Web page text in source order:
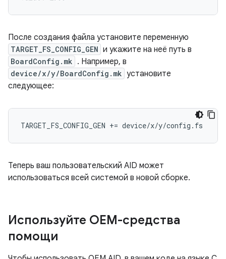
После создания файла установите переменную
TARGET_FS_CONFIG_GEN и укажите на неё путь в
BoardConfig.mk . Например, в
device/x/y/BoardConfig.mk установите
следующее:
TARGET_FS_CONFIG_GEN += device/x/y/config.fs
Теперь ваш пользовательский AID может
использоваться всей системой в новой сборке.
Используйте OEM-средства
помощи